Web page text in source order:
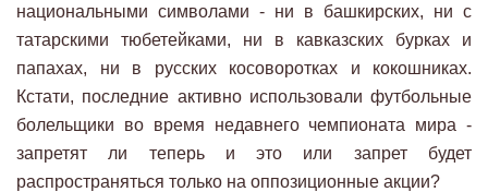
национальными символами - ни в башкирских, ни с
татарскими тюбетейками, ни в кавказских бурках и
папахах, ни в русских косоворотках и кокошниках.
Кстати, последние активно использовали футбольные
болельщики во время недавнего чемпионата мира -
запретят ли теперь и это или запрет будет
распространяться только на оппозиционные акции?